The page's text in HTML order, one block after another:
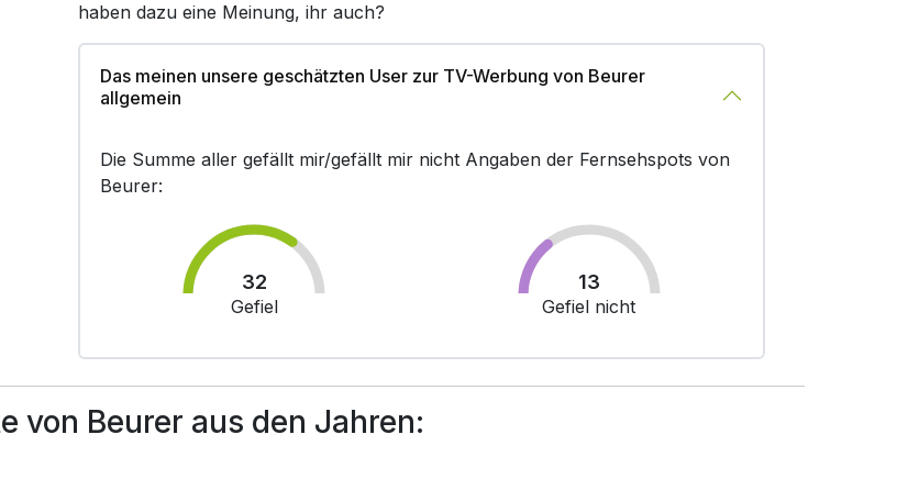
haben dazu eine Meinung, ihr auch?
Das meinen unsere geschätzten User zur TV-Werbung von Beurer
allgemein
Die Summe aller gefällt mir/gefällt mir nicht Angaben der Fernsehspots von
Beurer:
32
Gefiel
13
Gefiel nicht
von Beurer aus den Jahren: